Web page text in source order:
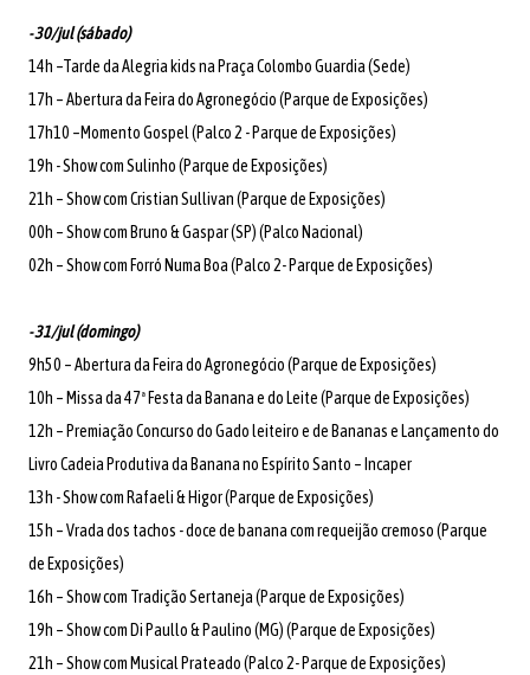
- 30/jul (sábado)
14h –Tarde da Alegria kids na Praça Colombo Guardia (Sede)
17h – Abertura da Feira do Agronegócio (Parque de Exposições)
17h10 –Momento Gospel (Palco 2 - Parque de Exposições)
19h - Show com Sulinho (Parque de Exposições)
21h – Show com Cristian Sullivan (Parque de Exposições)
00h – Show com Bruno & Gaspar (SP) (Palco Nacional)
02h – Show com Forró Numa Boa (Palco 2- Parque de Exposições)
- 31/jul (domingo)
9h50 – Abertura da Feira do Agronegócio (Parque de Exposições)
10h – Missa da 47ª Festa da Banana e do Leite (Parque de Exposições)
12h – Premiação Concurso do Gado leiteiro e de Bananas e Lançamento do
Livro Cadeia Produtiva da Banana no Espírito Santo – Incaper
13h - Show com Rafaeli & Higor (Parque de Exposições)
15h – Vrada dos tachos - doce de banana com requeijão cremoso (Parque
de Exposições)
16h – Show com Tradição Sertaneja (Parque de Exposições)
19h – Show com Di Paullo & Paulino (MG) (Parque de Exposições)
21h – Show com Musical Prateado(Palco 2- Parque de Exposições)